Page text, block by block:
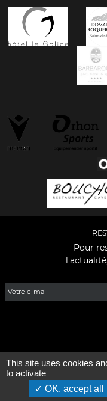
Pour
©2026 - Tous
This site uses cookies
to activate
OK, accept all